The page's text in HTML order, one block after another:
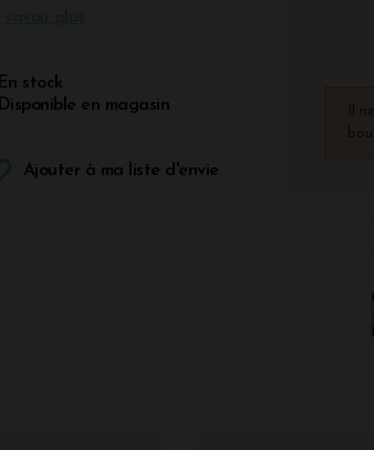
En stock
Disponible en magasin
Ajouter à ma liste d'envie